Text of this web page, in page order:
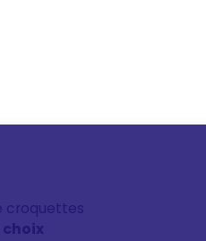
croquettes